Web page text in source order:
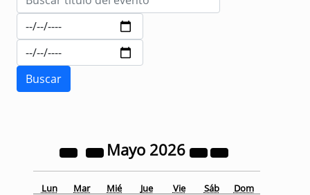
Mayo 2026
Lun Mar Mié Jue Vie Sáb Dom